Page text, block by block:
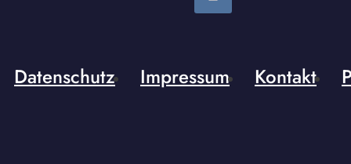
Datenschutz Impressum Kontakt